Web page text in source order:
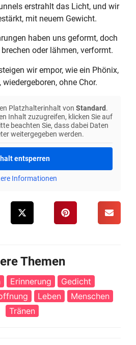
erstrahlt das Licht, und wir
mit neuem Gewicht.
haben uns geformt, doch
oder lähmen, verformt.
wir empor, wie ein Phönix,
ohne Chor.
Platzhalterinhalt von Standard .
Inhalt zuzugreifen, klicken Sie auf
beachten Sie, dass dabei Daten
weitergegeben werden.
entsperren
Informationen
Themen
Erinnerung
Gedicht
Leben
Menschen
Tränen